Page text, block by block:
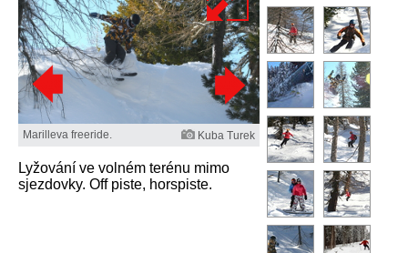
Marilleva freeride. Kuba Turek
Lyžování ve volném terénu mimo
sjezdovky. Off piste, horspiste.